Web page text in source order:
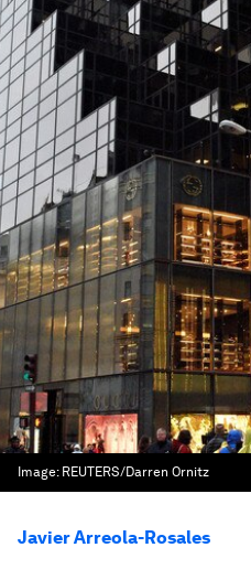
Image: REUTERS/Darren Ornitz
Javier Arreola-Rosales